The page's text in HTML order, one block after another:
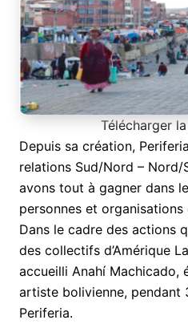
Télécharger
Depuis sa création,
relations Sud/Nord – Nord/
avons tout à gagner dans
personnes et
Dans le cadre des actions
des collectifs d’Amérique
accueilli Anahí Machicado,
artiste bolivienne, pendant
Periferia.